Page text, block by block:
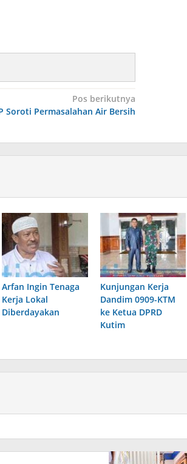
Pos berikutnya
Soroti Permasalahan Air Bersih
Arfan Ingin Tenaga
Kerja Lokal
Diberdayakan
Kunjungan Kerja
Dandim 0909-KTM
ke Ketua DPRD
Kutim